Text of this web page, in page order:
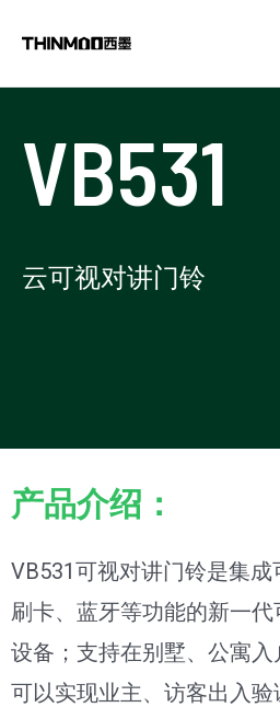
内
VB531
云可视对讲门铃
产品介绍：
VB531可视对讲门铃是集成
刷卡、蓝牙等功能的新一
设备；支持在别墅、公寓入
可以实现业主、访客出入